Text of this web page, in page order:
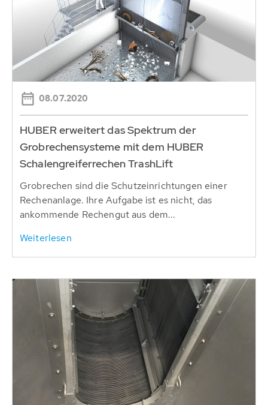
08.07.2020
HUBER erweitert das Spektrum der
Grobrechensysteme mit dem HUBER
Schalengreiferrechen TrashLift
Grobrechen sind die Schutzeinrichtungen einer
Rechenanlage. Ihre Aufgabe ist es nicht, das
ankommende Rechengut aus dem...
Weiterlesen